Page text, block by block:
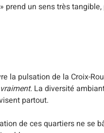
prend un sens très
la pulsation de la Croix-
La diversité
partout.
de ces quartiers ne se